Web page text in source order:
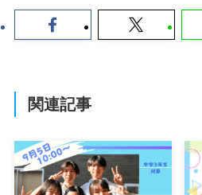
関連記事